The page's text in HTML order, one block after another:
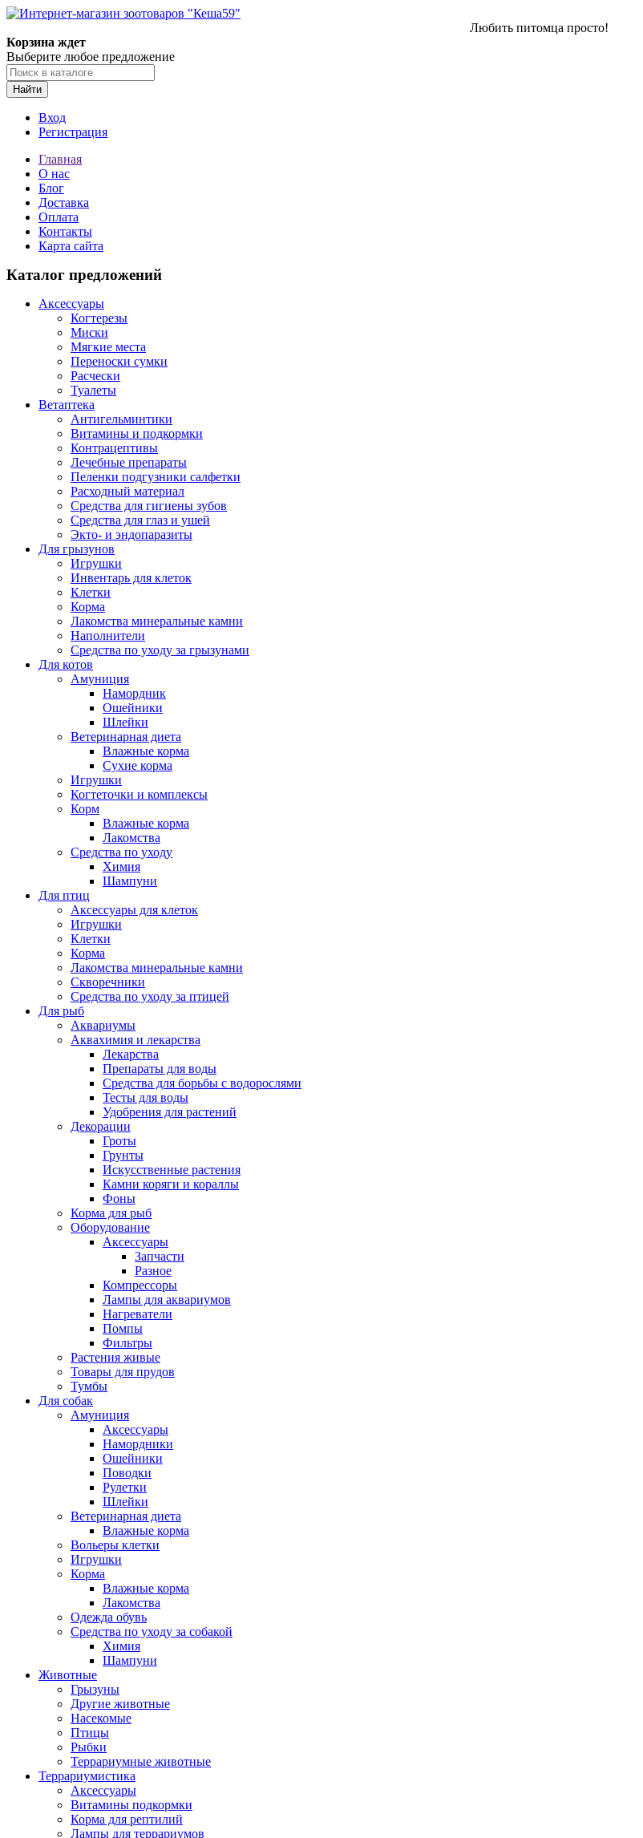
Любить питомца просто!
Корзина ждет
Выберите любое предложение
Найти
Вход
Регистрация
Главная
О нас
Блог
Доставка
Оплата
Контакты
Карта сайта
Каталог предложений
Аксессуары
Когтерезы
Миски
Мягкие места
Переноски сумки
Расчески
Туалеты
Ветаптека
Антигельминтики
Витамины и подкормки
Контрацептивы
Лечебные препараты
Пеленки подгузники салфетки
Расходный материал
Средства для гигиены зубов
Средства для глаз и ушей
Экто- и эндопаразиты
Для грызунов
Игрушки
Инвентарь для клеток
Клетки
Корма
Лакомства минеральные камни
Наполнители
Средства по уходу за грызунами
Для котов
Амуниция
Намордник
Ошейники
Шлейки
Ветеринарная диета
Влажные корма
Сухие корма
Игрушки
Когтеточки и комплексы
Корм
Влажные корма
Лакомства
Средства по уходу
Химия
Шампуни
Для птиц
Аксессуары для клеток
Игрушки
Клетки
Корма
Лакомства минеральные камни
Скворечники
Средства по уходу за птицей
Для рыб
Аквариумы
Аквахимия и лекарства
Лекарства
Препараты для воды
Средства для борьбы с водорослями
Тесты для воды
Удобрения для растений
Декорации
Гроты
Грунты
Искусственные растения
Камни коряги и кораллы
Фоны
Корма для рыб
Оборудование
Аксессуары
Запчасти
Разное
Компрессоры
Лампы для аквариумов
Нагреватели
Помпы
Фильтры
Растения живые
Товары для прудов
Тумбы
Для собак
Амуниция
Аксессуары
Намордники
Ошейники
Поводки
Рулетки
Шлейки
Ветеринарная диета
Влажные корма
Вольеры клетки
Игрушки
Корма
Влажные корма
Лакомства
Одежда обувь
Средства по уходу за собакой
Химия
Шампуни
Животные
Грызуны
Другие животные
Насекомые
Птицы
Рыбки
Террариумные животные
Террариумистика
Аксессуары
Витамины подкормки
Корма для рептилий
Лампы для террариумов